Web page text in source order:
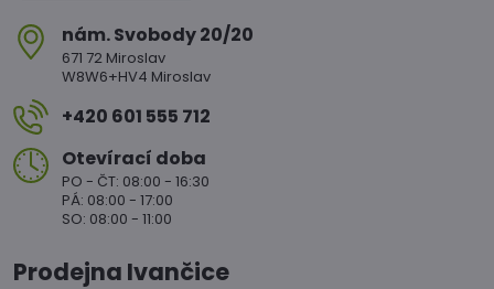
nám​. Svobody 20/20
671 72 Miroslav
W8W6+HV4 Miroslav
+420 601 555 712
Otevírací doba
PO - ČT: 08:00 - 16:30
PÁ: 08:00 - 17:00
SO: 08:00 - 11:00
Prodejna Ivančice